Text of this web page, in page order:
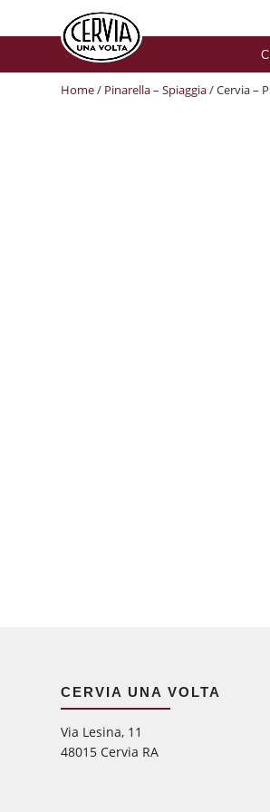
Home/ Pinarella – Spiaggia/ Cervia –
CERVIA UNA VOLTA
Via Lesina, 11
48015 Cervia RA